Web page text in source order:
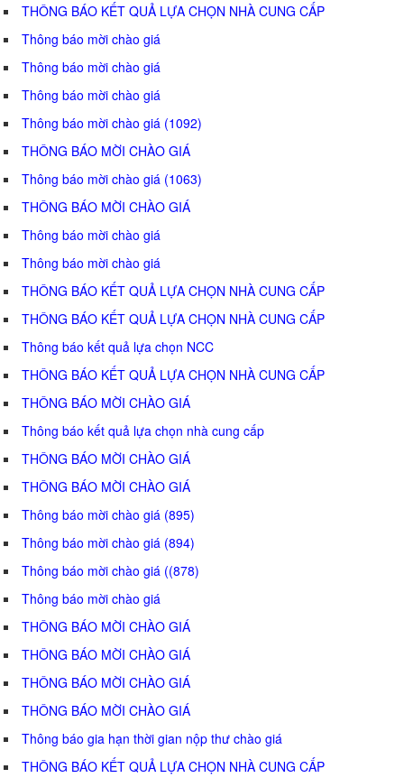
THÔNG BÁO KẾT QUẢ LỰA CHỌN NHÀ CUNG CẤP
Thông báo mời chào giá
Thông báo mời chào giá
Thông báo mời chào giá
Thông báo mời chào giá (1092)
THÔNG BÁO MỜI CHÀO GIÁ
Thông báo mời chào giá (1063)
THÔNG BÁO MỜI CHÀO GIÁ
Thông báo mời chào giá
Thông báo mời chào giá
THÔNG BÁO KẾT QUẢ LỰA CHỌN NHÀ CUNG CẤP
THÔNG BÁO KẾT QUẢ LỰA CHỌN NHÀ CUNG CẤP
Thông báo kết quả lựa chọn NCC
THÔNG BÁO KẾT QUẢ LỰA CHỌN NHÀ CUNG CẤP
THÔNG BÁO MỜI CHÀO GIÁ
Thông báo kết quả lựa chọn nhà cung cấp
THÔNG BÁO MỜI CHÀO GIÁ
THÔNG BÁO MỜI CHÀO GIÁ
Thông báo mời chào giá (895)
Thông báo mời chào giá (894)
Thông báo mời chào giá ((878)
Thông báo mời chào giá
THÔNG BÁO MỜI CHÀO GIÁ
THÔNG BÁO MỜI CHÀO GIÁ
THÔNG BÁO MỜI CHÀO GIÁ
THÔNG BÁO MỜI CHÀO GIÁ
Thông báo gia hạn thời gian nộp thư chào giá
THÔNG BÁO KẾT QUẢ LỰA CHỌN NHÀ CUNG CẤP